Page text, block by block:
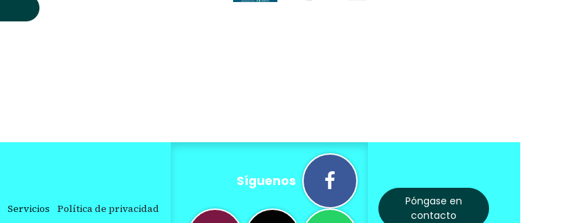
Servicios Política de privacidad
Síguenos
Póngase en
contacto